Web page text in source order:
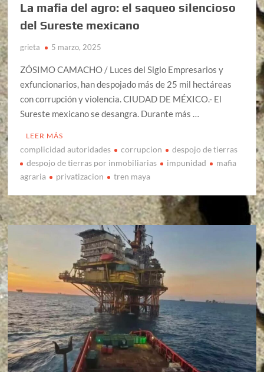
La mafia del agro: el saqueo silencioso
del Sureste mexicano
grieta 5 marzo, 2025
ZÓSIMO CAMACHO / Luces del Siglo Empresarios y
exfuncionarios, han despojado más de 25 mil hectáreas
con corrupción y violencia. CIUDAD DE MÉXICO.- El
Sureste mexicano se desangra. Durante más …
LEER MÁS
complicidad autoridades corrupcion
despojo de tierras
despojo de tierras por inmobiliarias
impunidad
mafia
agraria
privatizacion tren maya